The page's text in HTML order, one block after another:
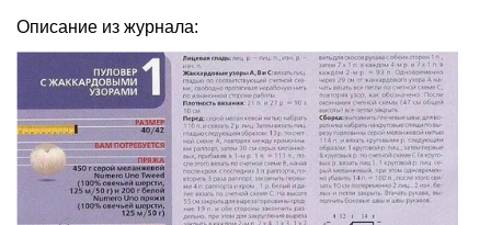
Описание из журнала: